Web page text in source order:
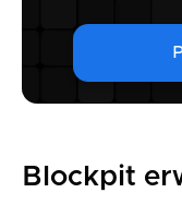
Blockpit